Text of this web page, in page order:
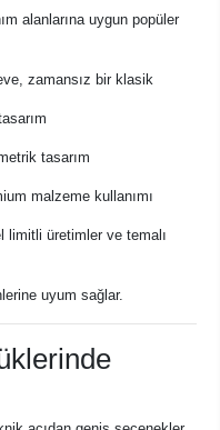
alanlarına uygun popüler
zamansız bir klasik
tasarım
malzeme kullanımı
limitli üretimler ve temalı
uyum sağlar.